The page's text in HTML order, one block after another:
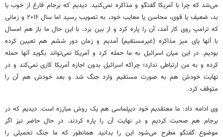
می‌شد که چرا با آمریکا گفتگو و مذاکره نمی‌کنید. دیدیم که برجام فارغ از خوب یا
بد، ضعیف یا قوی، محاسن یا معایب خود، به تصویب رسید اما سال ۲۰۱۶ و زمانی
که ترامپ روی کار آمد، آن را پاره کرد و از بین برد. با این حال ما باز هم امسال
با آنها پای میز مذاکره (غیرمستقیم) آمدیم و زمان دور ششم هم تعیین کرده
بودیم. در این میان اسرائیل به ما حمله کرد و آمریکا نمی‌تواند بگوید آنها حمله
کرده و به من ارتباطی ندارد؛ چراکه اسرائیل بدون اجازه آمریکا کاری نمی‌کند و در
نهایت خودش هم به صورت مستقیم وارد جنگ شد و بعد خودش هم آن را
متوقف کرد.
وی ادامه داد: ما معتقدیم خود دیپلماسی هم یک روش مبارزه است. دیدیم که در
برجام هم صحبت کردیم و در نهایت آن را پاره کردند. در حال حاضر نیز اگر
موضوع گفتگو مطرح می‌شود این را بدانید همانطور که ما جنگ تحمیلی را